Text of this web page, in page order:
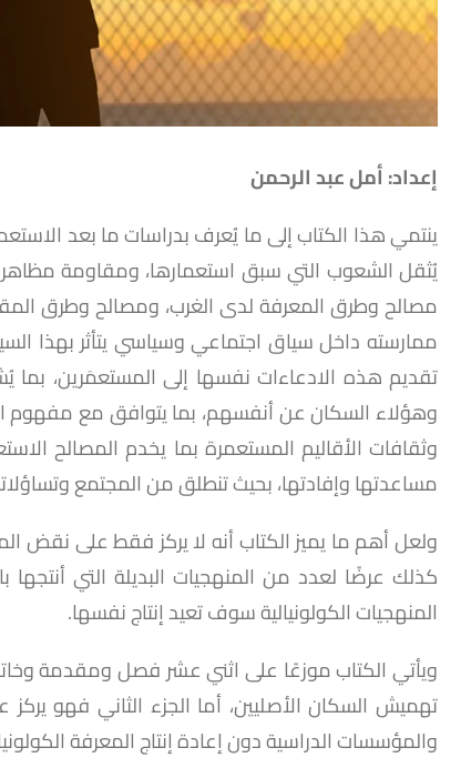
إعداد: أمل عبد الرحمن
ينتمي هذا الكتاب إلى ما يُعرف بدراسات ما بعد
يُثقل الشعوب التي سبق استعمارها، ومقاومة مظاهر
مصالح وطرق المعرفة لدى الغرب، ومصالح وطرق
ممارسته داخل سياق اجتماعي وسياسي يتأثر بهذا
تقديم هذه الادعاءات نفسها إلى المستعمَرين،
وهؤلاء السكان عن أنفسهم، بما يتوافق مع مفهوم
وثقافات الأقاليم المستعمرة بما يخدم المصالح
مساعدتها وإفادتها، بحيث تنطلق من المجتمع
ولعل أهم ما يميز الكتاب أنه لا يركز فقط على نقض
كذلك عرضًا لعدد من المنهجيات البديلة التي
المنهجيات الكولونيالية سوف تعيد إنتاج نفسها.
ويأتي الكتاب موزعًا على اثني عشر فصل ومقدمة
تهميش السكان الأصليين، أما الجزء الثاني فهو
والمؤسسات الدراسية دون إعادة إنتاج المعرفة